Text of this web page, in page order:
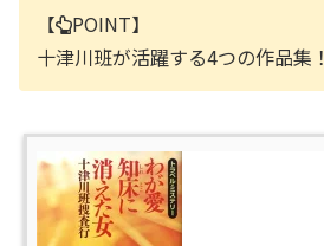
【
POINT】
十津川班が活躍する4つの作品集！